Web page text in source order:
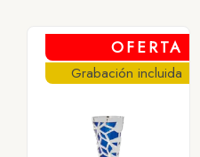
OFERTA
Grabación incluida